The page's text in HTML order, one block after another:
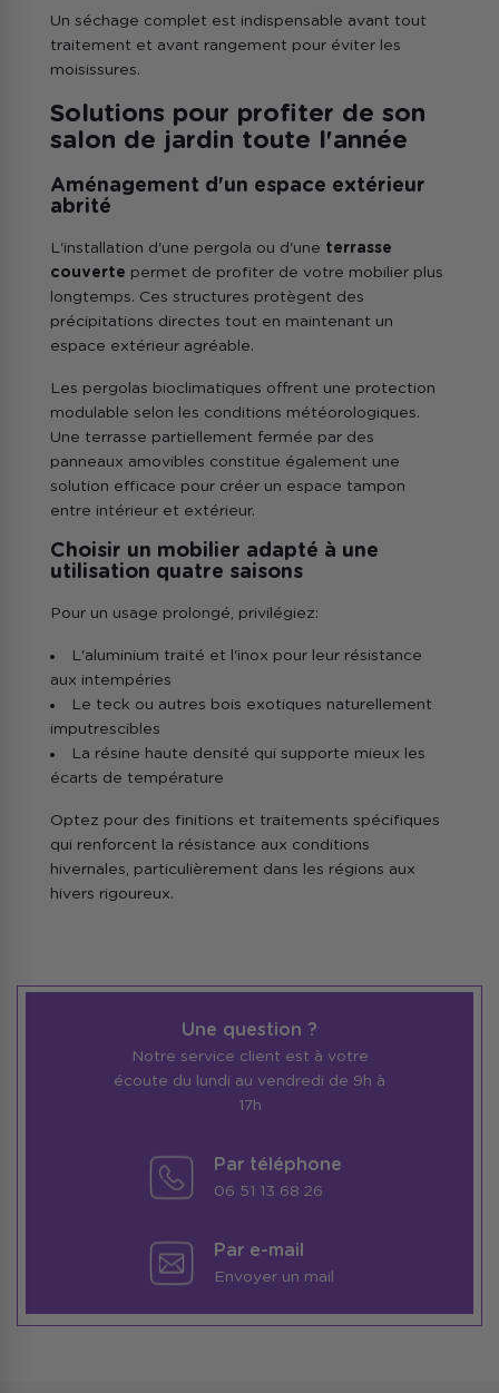
Un séchage complet est indispensable avant tout
traitement et avant rangement pour éviter les
moisissures.
Solutions pour profiter de son
salon de jardin toute l'année
Aménagement d'un espace extérieur
abrité
L'installation d'une pergola ou d'une terrasse
couverte permet de profiter de votre mobilier plus
longtemps. Ces structures protègent des
précipitations directes tout en maintenant un
espace extérieur agréable.
Les pergolas bioclimatiques offrent une protection
modulable selon les conditions météorologiques.
Une terrasse partiellement fermée par des
panneaux amovibles constitue également une
solution efficace pour créer un espace tampon
entre intérieur et extérieur.
Choisir un mobilier adapté à une
utilisation quatre saisons
Pour un usage prolongé, privilégiez:
L'aluminium traité et l'inox pour leur résistance
aux intempéries
Le teck ou autres bois exotiques naturellement
imputrescibles
La résine haute densité qui supporte mieux les
écarts de température
Optez pour des finitions et traitements spécifiques
qui renforcent la résistance aux conditions
hivernales, particulièrement dans les régions aux
hivers rigoureux.
Une question ?
Notre service client est à votre
écoute du lundi au vendredi de 9h à
17h
Par téléphone
06 51 13 68 26
Par e-mail
Envoyer un mail